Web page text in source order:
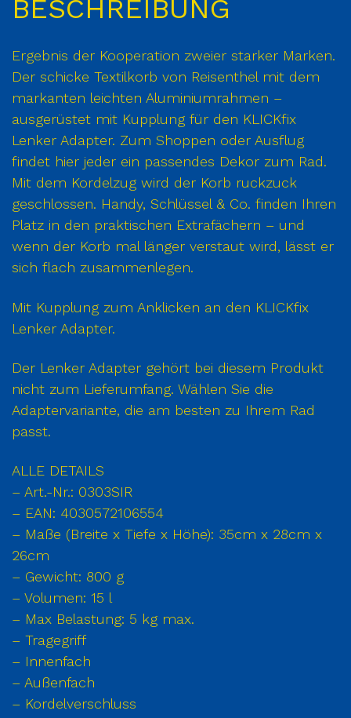
BESCHREIBUNG
Ergebnis der Kooperation zweier starker Marken.
Der schicke Textilkorb von Reisenthel mit dem
markanten leichten Aluminiumrahmen –
ausgerüstet mit Kupplung für den KLICKfix
Lenker Adapter. Zum Shoppen oder Ausflug
findet hier jeder ein passendes Dekor zum Rad.
Mit dem Kordelzug wird der Korb ruckzuck
geschlossen. Handy, Schlüssel & Co. finden Ihren
Platz in den praktischen Extrafächern – und
wenn der Korb mal länger verstaut wird, lässt er
sich flach zusammenlegen.
Mit Kupplung zum Anklicken an den KLICKfix
Lenker Adapter.
Der Lenker Adapter gehört bei diesem Produkt
nicht zum Lieferumfang. Wählen Sie die
Adaptervariante, die am besten zu Ihrem Rad
passt.
ALLE DETAILS
– Art.-Nr.: 0303SIR
– EAN: 4030572106554
– Maße (Breite x Tiefe x Höhe): 35cm x 28cm x
26cm
– Gewicht: 800 g
– Volumen: 15 l
– Max Belastung: 5 kg max.
– Tragegriff
– Innenfach
– Außenfach
– Kordelverschluss